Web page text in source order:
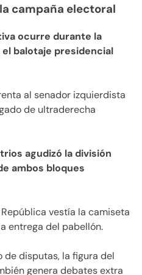
campaña electoral
ocurre durante la
el balotaje presidencial
al senador izquierdista
de ultraderecha
agudizó la división
ambos bloques
vestía la camiseta
entrega del pabellón.
de disputas, la figura del
genera debates extra